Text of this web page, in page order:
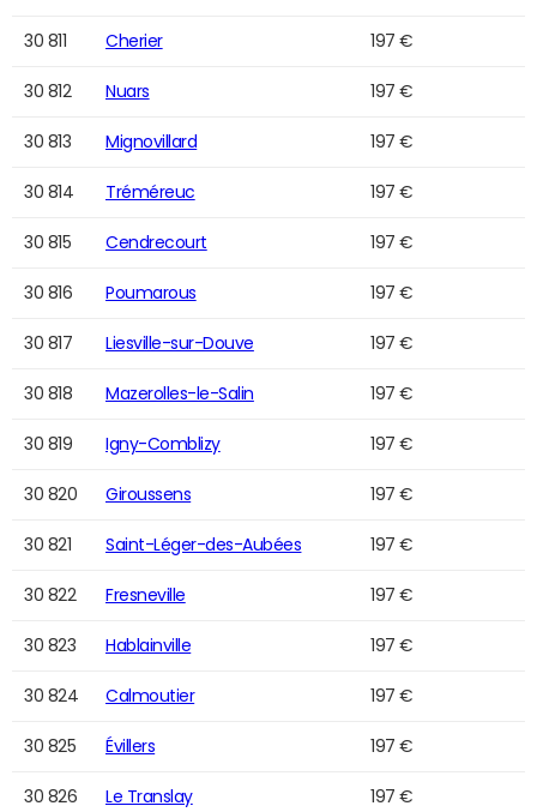
30 811 Cherier 197 €
30 812 Nuars 197 €
30 813 Mignovillard 197 €
30 814 Tréméreuc 197 €
30 815 Cendrecourt 197 €
30 816 Poumarous 197 €
30 817 Liesville-sur-Douve 197 €
30 818 Mazerolles-le-Salin 197 €
30 819 Igny-Comblizy 197 €
30 820 Giroussens 197 €
30 821 Saint-Léger-des-Aubées 197 €
30 822 Fresneville 197 €
30 823 Hablainville 197 €
30 824 Calmoutier 197 €
30 825 Évillers 197 €
30 826 Le Translay 197 €